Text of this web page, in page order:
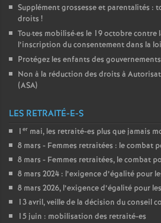
Supplément grossesse et parentalités :
droits !
Tou·tes mobilisé·es le 19 octobre contre
l’inscription du consentement dans la loi
Protégez les enfants des
Non à la réduction des droits à
(ASA)
LES RETRAITÉ-E-S
1 er mai, les retraité-es plus que jamais
8 mars - Femmes retraitées : le combat
8 mars - Femmes retraitées, le combat
8 mars 2024 : l’exigence d’égalité pour
8 mars 2026, l’exigence d’égalité pour
13 avril, veille de la décision du conseil
15 juin : mobilisation des retraité-es